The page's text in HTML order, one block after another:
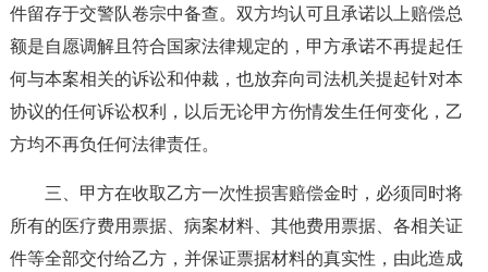
件留存于交警队卷宗中备查。双方均认可且承诺以上赔偿总
额是自愿调解且符合国家法律规定的，甲方承诺不再提起任
何与本案相关的诉讼和仲裁，也放弃向司法机关提起针对本
协议的任何诉讼权利，以后无论甲方伤情发生任何变化，乙
方均不再负任何法律责任。
三、甲方在收取乙方一次性损害赔偿金时，必须同时将
所有的医疗费用票据、病案材料、其他费用票据、各相关证
件等全部交付给乙方，并保证票据材料的真实性，由此造成